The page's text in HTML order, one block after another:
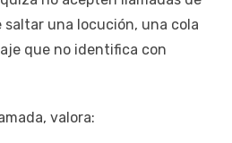
saltar una locución, una cola
que no identifica con
valora: